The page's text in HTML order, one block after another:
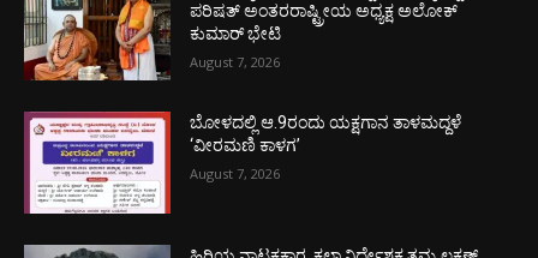
ಪರಿಷತ್ ಅಂತರರಾಷ್ಟ್ರೀಯ ಅಧ್ಯಕ್ಷ ಅಲೋಕ್
ಕುಮಾರ್ ಭೇಟಿ
August 7, 2026
ಬೋಳದಲ್ಲಿ ಆ.9ರಂದು ಯಕ್ಷಗಾನ ತಾಳಮದ್ದಳೆ
‘ವೀರಮಣಿ ಕಾಳಗ’
August 7, 2026